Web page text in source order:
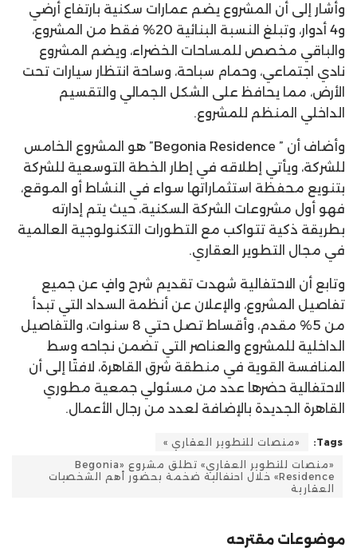
وأشار إلى أن المشروع يضم عمارات سكنية بارتفاع أرضي
و4 أدوار، وتبلغ النسبة البنائية 20% فقط من المشروع،
والباقي مخصص للمساحات الخضراء، ويضم المشروع
نادي اجتماعي، وحمام سباحة، وساحة انتظار سيارات تحت
الأرض، مما يحافظ على الشكل الجمالي والتقسيم
الداخلي المنظم للمشروع.
وأضاف أن ” Begonia Residence” هو المشروع الخامس
للشركة، ويأتي إطلاقه في إطار الخطة التوسعية للشركة
بتنويع محفظة استثماراتها سواء في النشاط أو الموقع،
فهو أول مشروعات الشركة السكنية، حيث يتم إدارته
بطريقة ذكية تتواكب مع التطورات التكنولوجية العالمية
في مجال التطوير العقاري.
وتابع أن الاحتفالية شهدت تقديم شرح وافٍ عن جميع
تفاصيل المشروع، والإعلان عن أنظمة السداد التي تبدأ
من 5% مقدم، وأقساط تصل حتي 8 سنوات، والتفاصيل
الداخلية للمشروع والعناصر التي تضمن نجاحه وسط
المنافسة القوية في منطقة شرق القاهرة، لافتًا إلى أن
الاحتفالية حضرها عدد من مسئولي جمعية مطوري
القاهرة الجديدة بالإضافة لعدد من رجال الأعمال.
Tags:
«منصات للتطوير العقاري »
«منصات للتطوير العقاري» تطلق مشروع «Begonia
Residence» خلال احتفالية ضخمة بحضور أهم الشخصيات
العقارية
موضوعات مقترحه